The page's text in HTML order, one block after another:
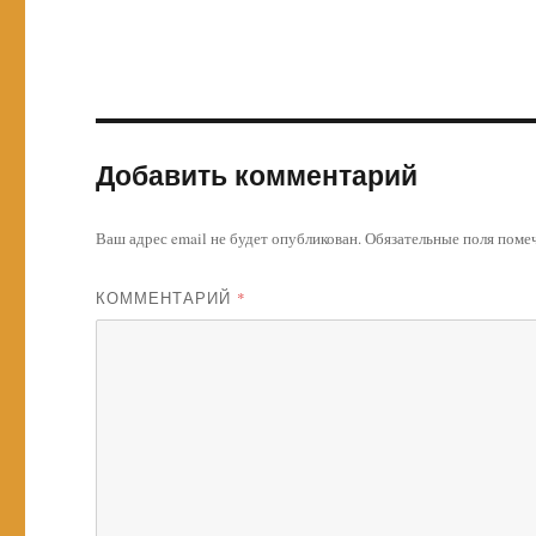
Добавить комментарий
Ваш адрес email не будет опубликован.Обязательные поля
КОММЕНТАРИЙ *